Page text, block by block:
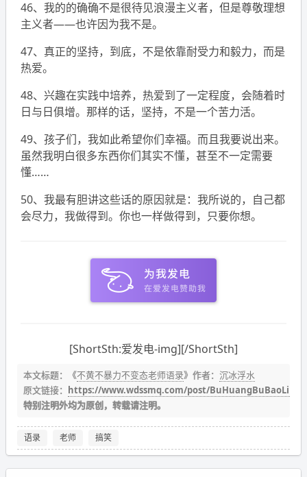
46、我的的确确不是很待见浪漫主义者，但是尊敬理想
主义者——也许因为我不是。
47、真正的坚持，到底，不是依靠耐受力和毅力，而是
热爱。
48、兴趣在实践中培养，热爱到了一定程度，会随着时
日与日俱增。那样的话，坚持，不是一个苦力活。
49、孩子们，我如此希望你们幸福。而且我要说出来。
虽然我明白很多东西你们其实不懂，甚至不一定需要
懂……
50、我最有胆讲这些话的原因就是：我所说的，自己都
会尽力，我做得到。你也一样做得到，只要你想。
[ShortSth:爱发电-img][/ShortSth]
本文标题：《不黄不暴力不变态老师语录》作者： 沉冰浮水
原文链接： https://www.wdssmq.com/post/
特别注明外均为原创，转载请注明。
语录 老师 搞笑